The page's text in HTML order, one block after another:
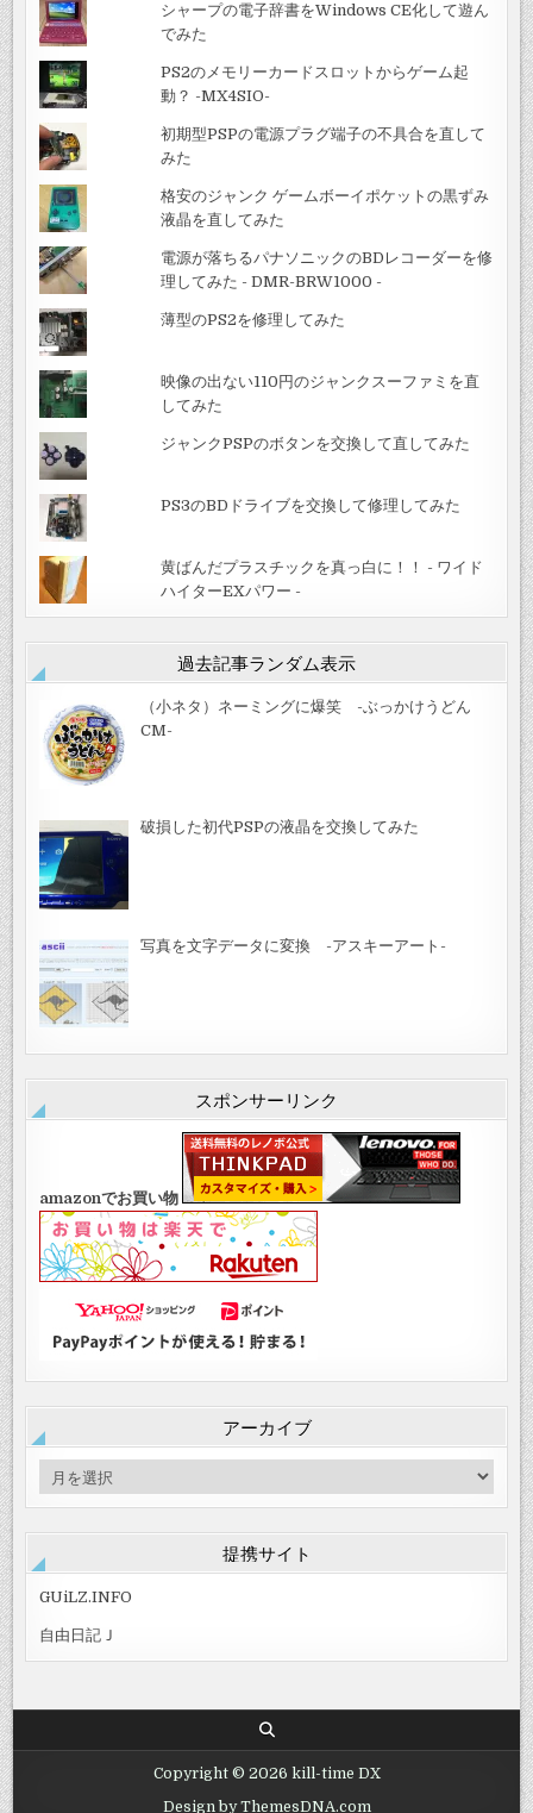
シャープの電子辞書をWindows CE化して遊ん
でみた
PS2のメモリーカードスロットからゲーム起
動？ -MX4SIO-
初期型PSPの電源プラグ端子の不具合を直して
みた
格安のジャンク ゲームボーイポケットの黒ずみ
液晶を直してみた
電源が落ちるパナソニックのBDレコーダーを修
理してみた - DMR-BRW1000 -
薄型のPS2を修理してみた
映像の出ない110円のジャンクスーファミを直
してみた
ジャンクPSPのボタンを交換して直してみた
PS3のBDドライブを交換して修理してみた
黄ばんだプラスチックを真っ白に！！ - ワイド
ハイターEXパワー -
過去記事ランダム表示
（小ネタ）ネーミングに爆笑 -ぶっかけうどん
CM-
破損した初代PSPの液晶を交換してみた
写真を文字データに変換 -アスキーアート-
スポンサーリンク
amazonでお買い物
アーカイブ
ー
ブ
提携サイト
GUiLZ.INFO
自由日記Ｊ
Copyright © 2026 kill-time DX
Design by ThemesDNA.com